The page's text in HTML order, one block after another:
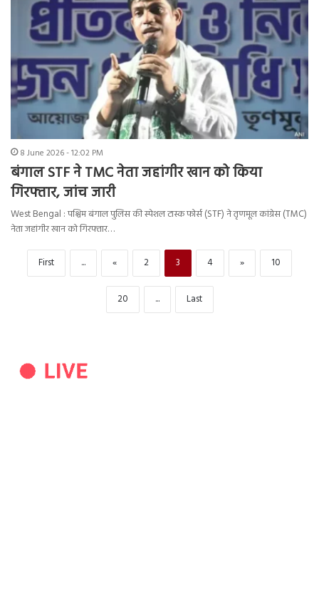
8 June 2026 - 12:02 PM
बंगाल STF ने TMC नेता जहांगीर खान को किया
गिरफ्तार, जांच जारी
West Bengal : पश्चिम बंगाल पुलिस की स्पेशल टास्क फोर्स (STF) ने तृणमूल कांग्रेस (TMC)
नेता जहांगीर खान को गिरफ्तार…
First ... « 2 3 4 » 10
20 ... Last